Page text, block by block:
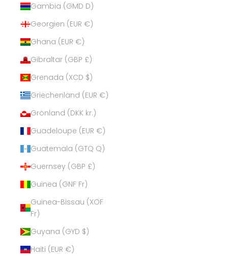
Gambia (GMD D)
Georgien (EUR €)
Ghana (EUR €)
Gibraltar (GBP £)
Grenada (XCD $)
Griechenland (EUR €)
Grönland (DKK kr.)
Guadeloupe (EUR €)
Guatemala (GTQ Q)
Guernsey (GBP £)
Guinea (GNF Fr)
Guinea-Bissau (XOF
Fr)
Guyana (GYD $)
Haiti (EUR €)